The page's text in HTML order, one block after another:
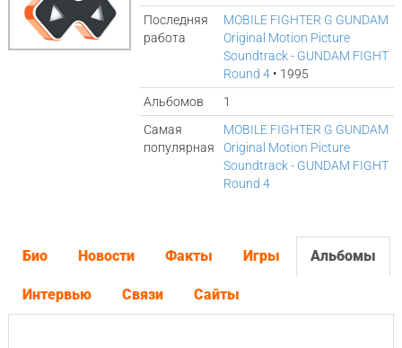
Последняя
работа
MOBILE FIGHTER G GUNDAM
Original Motion Picture
Soundtrack - GUNDAM FIGHT
Round 4 • 1995
Альбомов
1
Самая
популярная
MOBILE FIGHTER G GUNDAM
Original Motion Picture
Soundtrack - GUNDAM FIGHT
Round 4
Био Новости Факты Игры Альбомы
Интервью Связи Сайты